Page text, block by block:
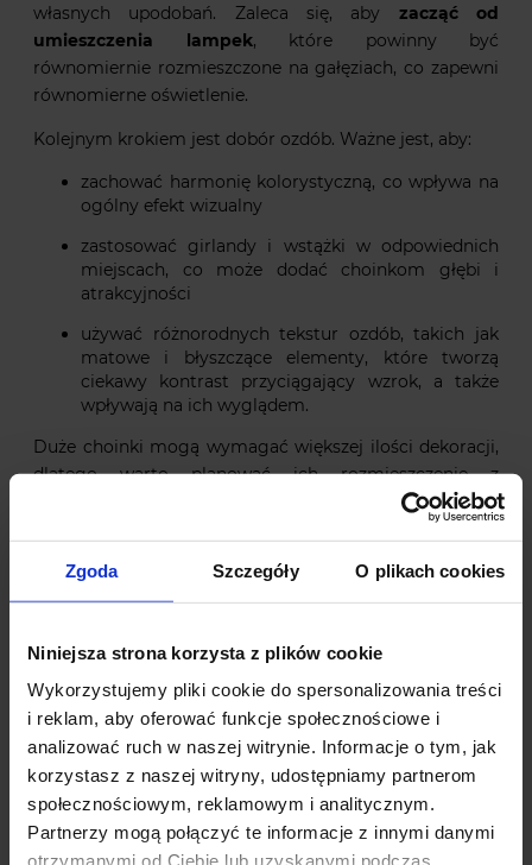
Zgoda Szczegóły O plikach cookies
Niniejsza strona korzysta z plików cookie
Wykorzystujemy pliki cookie do spersonalizowania treści
i reklam, aby oferować funkcje społecznościowe i
analizować ruch w naszej witrynie. Informacje o tym, jak
korzystasz z naszej witryny, udostępniamy partnerom
społecznościowym, reklamowym i analitycznym.
Partnerzy mogą połączyć te informacje z innymi danymi
otrzymanymi od Ciebie lub uzyskanymi podczas
własnych upodobań. Zaleca się, aby zacząć od
umieszczenia lampek, które powinny być
równomiernie rozmieszczone na gałęziach, co zapewni
równomierne oświetlenie.
Kolejnym krokiem jest dobór ozdób. Ważne jest, aby:
zachować harmonię kolorystyczną, co wpływa na
ogólny efekt wizualny
zastosować girlandy i wstążki w odpowiednich
miejscach, co może dodać choinkom głębi i
atrakcyjności
używać różnorodnych tekstur ozdób, takich jak
matowe i błyszczące elementy, które tworzą
ciekawy kontrast przyciągający wzrok, a także
wpływają na ich wyglądem.
Duże choinki mogą wymagać większej ilości dekoracji,
dlatego warto planować ich rozmieszczenie z
wyprzedzeniem, aby uzyskać zrównoważony i
Gdzie kupić duże sztuczne choinki?
Zakup dużej sztucznej choinki może być łatwy, jeśli
wiemy, gdzie szukać. Oto kilka wskazówek:
Wielu sprzedawców internetowych oferuje szeroki